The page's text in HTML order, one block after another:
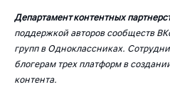
Департамент контентных
поддержкой авторов сообществ
групп в Одноклассниках.
блогерам трех платформ в
контента.